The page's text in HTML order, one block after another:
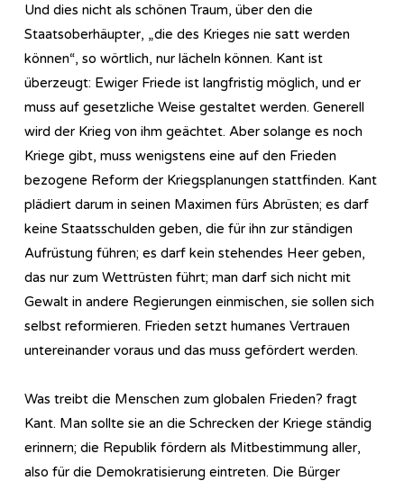
Und dies nicht als schönen Traum, über den die
Staatsoberhäupter, „die des Krieges nie satt werden
können“, so wörtlich, nur lächeln können. Kant ist
überzeugt: Ewiger Friede ist langfristig möglich, und er
muss auf gesetzliche Weise gestaltet werden. Generell
wird der Krieg von ihm geächtet. Aber solange es noch
Kriege gibt, muss wenigstens eine auf den Frieden
bezogene Reform der Kriegsplanungen stattfinden. Kant
plädiert darum in seinen Maximen fürs Abrüsten; es darf
keine Staatsschulden geben, die für ihn zur ständigen
Aufrüstung führen; es darf kein stehendes Heer geben,
das nur zum Wettrüsten führt; man darf sich nicht mit
Gewalt in andere Regierungen einmischen, sie sollen sich
selbst reformieren. Frieden setzt humanes Vertrauen
untereinander voraus und das muss gefördert werden.
Was treibt die Menschen zum globalen Frieden? fragt
Kant. Man sollte sie an die Schrecken der Kriege ständig
erinnern; die Republik fördern als Mitbestimmung aller,
also für die Demokratisierung eintreten. Die Bürger